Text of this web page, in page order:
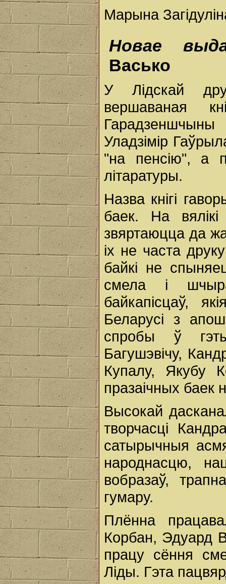
Марына
Новае
Васько
У Лідскай
вершаваная
Уладзімір
"на пенсію", а
літаратуры.
Назва кнігі
баек. На
звяртаюцца да
іх не часта
байкі не
смела і
байкапісцаў,
Беларусі з
спробы ў
Багушэвічу,
Купалу, Якубу
празаічных баек
Высокай
творчасці
сатырычныя
народнасцю,
вобразаў,
гумару.
Плённа
Корбан, Эдуард
працу сёння
Ліды. Гэта